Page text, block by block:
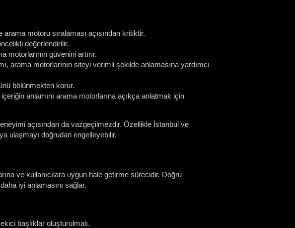
motoru sıralaması açısından kritiktir.
değerlendirilir.
motorlarının güvenini artırır.
arama motorlarının siteyi verimli şekilde anlamasına yardımcı
bölünmekten korur.
anlamını arama motorlarına açıkça anlatmak için
açısından da vazgeçilmezdir. Özellikle İstanbul ve
ulaşmayı doğrudan engelleyebilir.
ve kullanıcılara uygun hale getirme sürecidir. Doğru
iyi anlamasını sağlar.
başlıklar oluşturulmalı.